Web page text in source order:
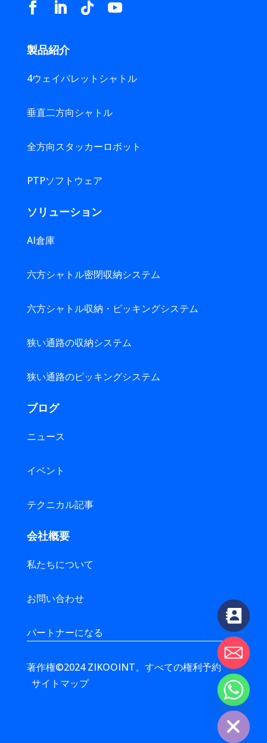
製品紹介
4ウェイパレットシャトル
垂直二方向シャトル
全方向スタッカーロボット
PTPソフトウェア
ソリューション
AI倉庫
六方シャトル密閉収納システム
六方シャトル収納・ピッキングシステム
狭い通路の収納システム
狭い通路のピッキングシステム
ブログ
ニュース
イベント
テクニカル記事
会社概要
私たちについて
お問い合わせ
パートナーになる
著作権©2024 ZIKOOINT。すべての権利予約
サイトマップ
Hide
chaty